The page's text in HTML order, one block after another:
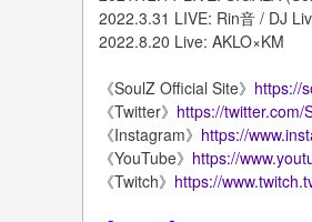
2022.3.31 LIVE: Rin音 / DJ
2022.8.20 Live: AKLO×KM
《SoulZ Official Site》 https://
《Twitter》 https://twitter.com/
《Instagram》 https://
《YouTube》 https://
《Twitch》 https://